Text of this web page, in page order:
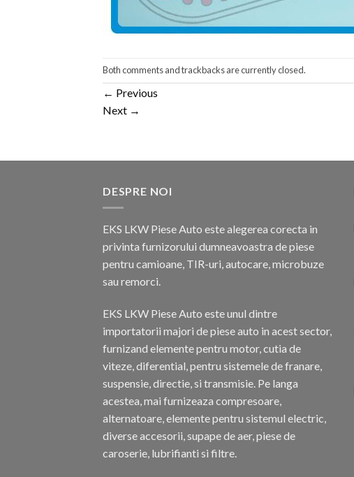
Both comments and trackbacks are currently closed.
← Previous
Next →
DESPRE NOI
EKS LKW Piese Auto este alegerea corecta in
privinta furnizorului dumneavoastra de piese
pentru camioane, TIR-uri, autocare, microbuze
sau remorci.
EKS LKW Piese Auto este unul dintre
importatorii majori de piese auto in acest sector,
furnizand elemente pentru motor, cutia de
viteze, diferential, pentru sistemele de franare,
suspensie, directie, si transmisie. Pe langa
acestea, mai furnizeaza compresoare,
alternatoare, elemente pentru sistemul electric,
diverse accesorii, supape de aer, piese de
caroserie, lubrifianti si filtre.